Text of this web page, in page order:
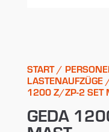
START/
LASTENAUFZÜGE
1200 Z/ZP-2 SET
GEDA